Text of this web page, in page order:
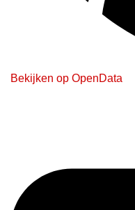
Bekijken op OpenData